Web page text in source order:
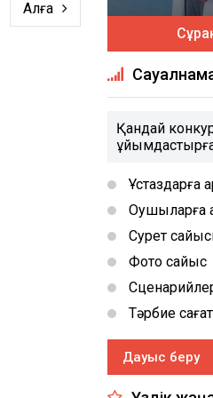
Алға
Қандай
Ұстаздарға
Оқушыларға
Сурет
Фото сайыс
Тәрбие
Дауыс беру